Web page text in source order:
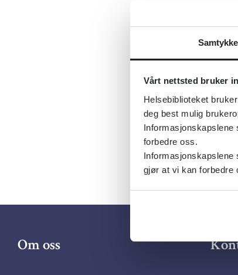
Samtykke
Vårt nettsted bruker
Helsebiblioteket
deg best mulig
forbedre oss.
Informasjonskapslene
gjør at vi kan forbedre
Språk:
om
Om oss